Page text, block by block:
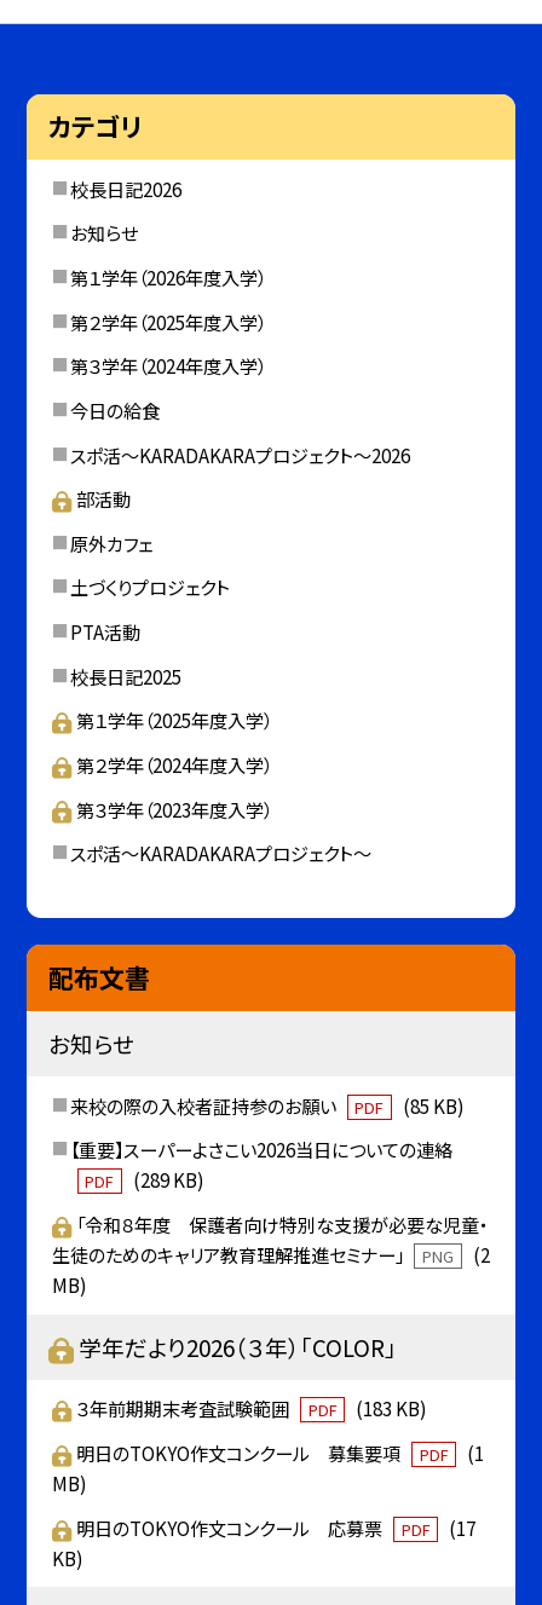
カテゴリ
校長日記2026
お知らせ
第１学年（2026年度入学）
第２学年（2025年度入学）
第３学年（2024年度入学）
今日の給食
スポ活～KARADAKARAプロジェクト～2026
部活動
原外カフェ
土づくりプロジェクト
PTA活動
校長日記2025
第１学年（2025年度入学）
第２学年（2024年度入学）
第３学年（2023年度入学）
スポ活～KARADAKARAプロジェクト～
配布文書
お知らせ
来校の際の入校者証持参のお願い PDF
(85 KB)
【重要】スーパーよさこい2026当日についての連絡
PDF
(289 KB)
「令和８年度 保護者向け特別な支援が必要な児童・
生徒のためのキャリア教育理解推進セミナー」
PNG
(2
MB)
学年だより2026（３年）「COLOR」
３年前期期末考査試験範囲 PDF
(183 KB)
明日のTOKYO作文コンクール 募集要項
PDF
(1
MB)
明日のTOKYO作文コンクール 応募票
PDF
(17
KB)